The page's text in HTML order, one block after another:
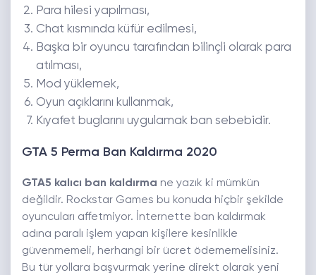
Para hilesi yapılması,
Chat kısmında küfür edilmesi,
Başka bir oyuncu tarafından bilinçli olarak para
atılması,
Mod yüklemek,
Oyun açıklarını kullanmak,
Kıyafet buglarını uygulamak ban sebebidir.
GTA 5 Perma Ban Kaldırma 2020
GTA5 kalıcı ban kaldırma ne yazık ki mümkün
değildir. Rockstar Games bu konuda hiçbir şekilde
oyuncuları affetmiyor. İnternette ban kaldırmak
adına paralı işlem yapan kişilere kesinlikle
güvenmemeli, herhangi bir ücret ödememelisiniz.
Bu tür yollara başvurmak yerine direkt olarak yeni